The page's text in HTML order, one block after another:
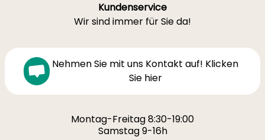
Kundenservice
Wir sind immer für Sie da!
Nehmen Sie mit uns Kontakt auf! Klicken
Sie hier
Montag-Freitag 8:30-19:00
Samstag 9-16h